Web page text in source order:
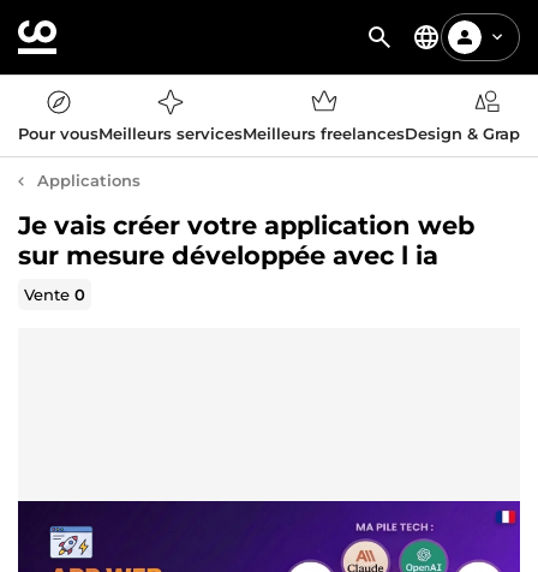
Pour vousMeilleurs servicesMeilleurs freelancesDesign &
Applications
Je vais créer votre application web
sur mesure développée avec l ia
Vente0